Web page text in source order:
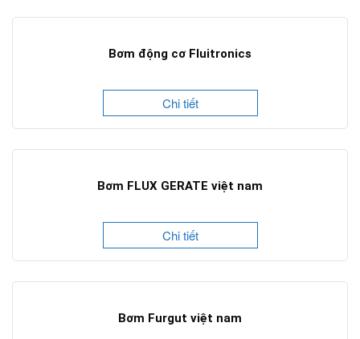
Bơm động cơ Fluitronics
Chi tiết
Bơm FLUX GERATE việt nam
Chi tiết
Bơm Furgut việt nam